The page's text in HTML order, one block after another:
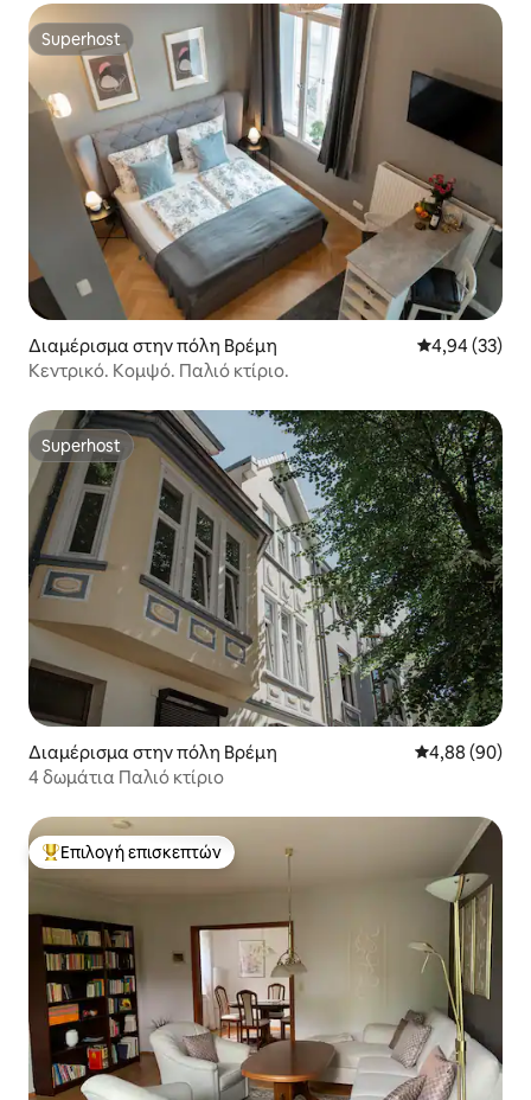
Superhost
Superhost
Διαμέρισμα στην πόλη Βρέμη Μέση
4,94 (33)
Κεντρικό. Κομψό. Παλιό κτίριο.
Superhost
Superhost
Διαμέρισμα στην πόλη Βρέμη Μέση
4,88 (90)
4 δωμάτια Παλιό κτίριο
Κορυφαία επιλογή επισκεπτών
Επιλογή επισκεπτών